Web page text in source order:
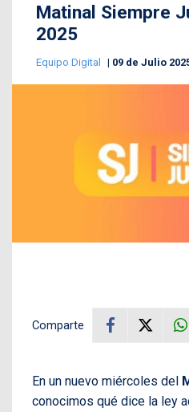
Matinal Siempre
2025
Equipo Digital 09 de Julio
Comparte
En un nuevo miércoles del
conocimos qué dice la ley